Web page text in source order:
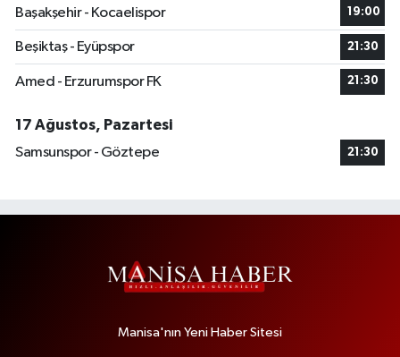
Başakşehir - Kocaelispor
19:00
Beşiktaş - Eyüpspor 21:30
Amed - Erzurumspor FK 21:30
17 Ağustos, Pazartesi
Samsunspor - Göztepe
21:30
Manisa'nın Yeni Haber Sitesi